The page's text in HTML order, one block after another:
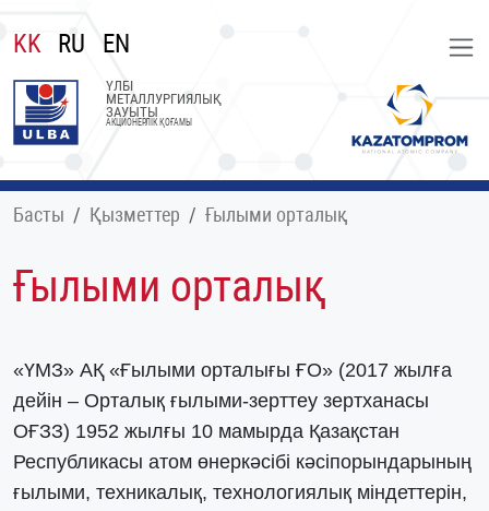
KK RU EN
ҮЛБІ
МЕТАЛЛУРГИЯЛЫҚ
ЗАУЫТЫ
АКЦИОНЕРЛІК ҚОҒАМЫ
Басты Қызметтер Ғылыми орталық
Ғылыми орталық
«ҮМЗ» АҚ «Ғылыми орталығы ҒО» (2017 жылға
дейін – Орталық ғылыми-зерттеу зертханасы
ОҒЗЗ) 1952 жылғы 10 мамырда Қазақстан
Республикасы атом өнеркәсібі кәсіпорындарының
ғылыми, техникалық, технологиялық міндеттерін,